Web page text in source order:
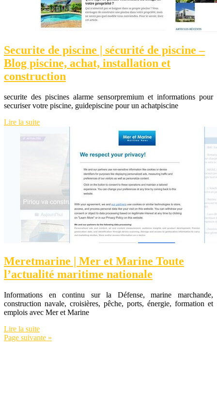
Securite de piscine | sécurité de piscine –
Blog piscine, achat, instal­la­tion et
construction
securite des piscines alarme sensorpremium et informations pour
securiser votre piscine, guidepiscine pour un achatpiscine
Lire la suite
Meretmarine | Mer et Marine Toute
l’actualité maritime nationale
Informations en continu sur la Défense, marine marchande,
construction navale, croisières, pêche, ports, énergie, formation et
emplois avec Mer et Marine
Lire la suite
Page suivante »